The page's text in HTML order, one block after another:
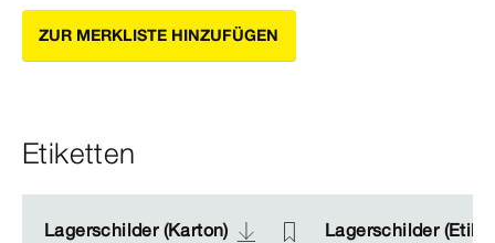
ZUR MERKLISTE HINZUFÜGEN
Etiketten
Lagerschilder (Karton) Lagerschilder
Lagerschilder (Karton) Lagerschilder